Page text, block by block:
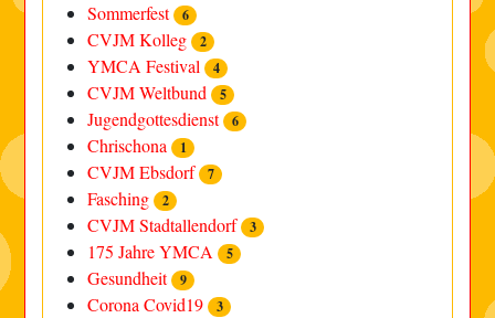
Sommerfest 6
CVJM Kolleg 2
YMCA Festival 4
CVJM Weltbund 5
Jugendgottesdienst 6
Chrischona 1
CVJM Ebsdorf 7
Fasching 2
CVJM Stadtallendorf 3
175 Jahre YMCA 5
Gesundheit 9
Corona Covid19 3